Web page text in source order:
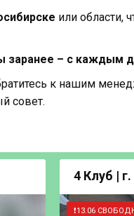
или области,
заранее – с каждым
к нашим
совет.
4 Клуб |
❗13.06